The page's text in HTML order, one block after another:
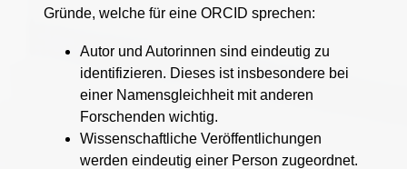
Gründe, welche für eine ORCID sprechen:
Autor und Autorinnen sind eindeutig zu
identifizieren. Dieses ist insbesondere bei
einer Namensgleichheit mit anderen
Forschenden wichtig.
Wissenschaftliche Veröffentlichungen
werden eindeutig einer Person zugeordnet.